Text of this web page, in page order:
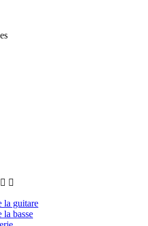
 
la guitare
basse